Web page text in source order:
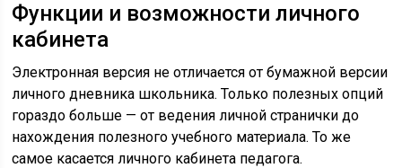
Функции и возможности личного
кабинета
Электронная версия не отличается от бумажной версии
личного дневника школьника. Только полезных опций
гораздо больше — от ведения личной странички до
нахождения полезного учебного материала. То же
самое касается личного кабинета педагога.